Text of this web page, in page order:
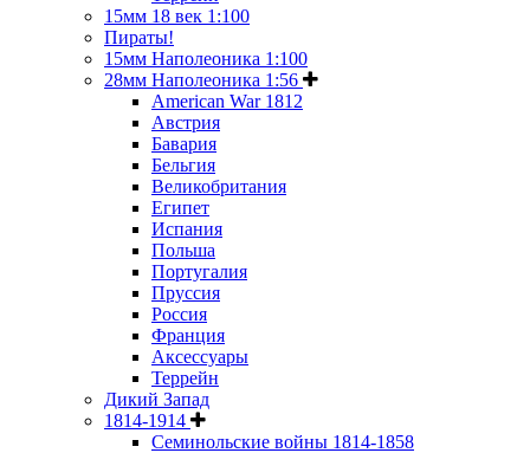
15мм 18 век 1:100
Пираты!
15мм Наполеоника 1:100
28мм Наполеоника 1:56
American War 1812
Австрия
Бавария
Бельгия
Великобритания
Египет
Испания
Польша
Португалия
Пруссия
Россия
Франция
Аксессуары
Террейн
Дикий Запад
1814-1914
Семинольские войны 1814-1858